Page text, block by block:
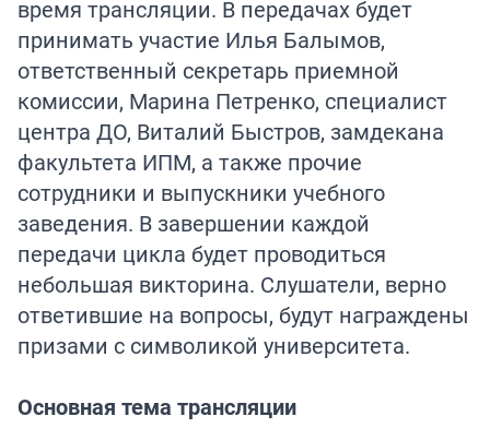
время трансляции. В передачах будет
принимать участие Илья Балымов,
ответственный секретарь приемной
комиссии, Марина Петренко, специалист
центра ДО, Виталий Быстров, замдекана
факультета ИПМ, а также прочие
сотрудники и выпускники учебного
заведения. В завершении каждой
передачи цикла будет проводиться
небольшая викторина. Слушатели, верно
ответившие на вопросы, будут награждены
призами с символикой университета.
Основная тема трансляции